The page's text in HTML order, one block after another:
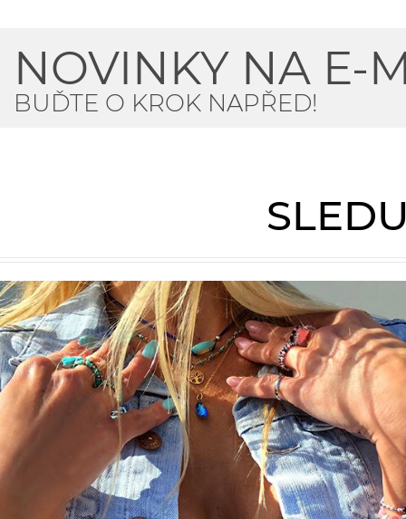
NOVINKY NA E-
BUĎTE O KROK NAPŘED!